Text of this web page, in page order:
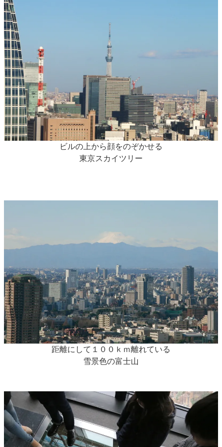
ビルの上から顔をのぞかせる
東京スカイツリー
距離にして１００ｋｍ離れている
雪景色の富士山